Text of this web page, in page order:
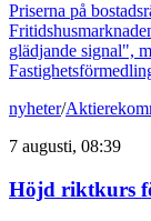
Priserna på
glädjande signal",
nyheter/
7 augusti, 08:39
Höjd riktkurs